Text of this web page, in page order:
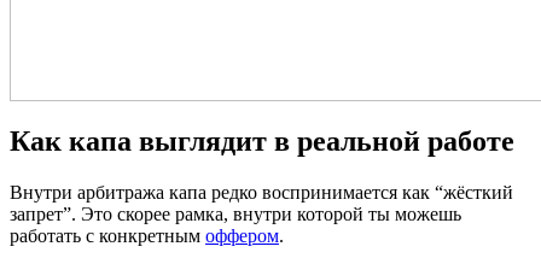
Как капа выглядит в реальной работе
Внутри арбитража капа редко воспринимается как “жёсткий
запрет”. Это скорее рамка, внутри которой ты можешь
работать с конкретным оффером.